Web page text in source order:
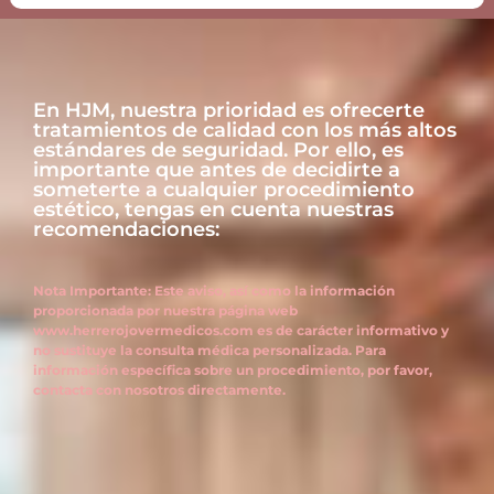
En HJM, nuestra prioridad es ofrecerte
tratamientos de calidad con los más altos
estándares de seguridad. Por ello, es
importante que antes de decidirte a
someterte a cualquier procedimiento
estético, tengas en cuenta nuestras
recomendaciones:
Nota Importante: Este aviso, así como la información
proporcionada por nuestra página web
www.herrerojovermedicos.com es de carácter informativo y
no sustituye la consulta médica personalizada. Para
información específica sobre un procedimiento, por favor,
contacta con nosotros directamente.